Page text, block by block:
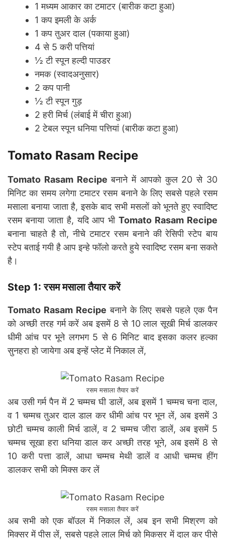
1 मध्यम आकार का टमाटर (बारीक कटा हुआ)
1 कप इमली के अर्क
1 कप तुअर दाल (पकाया हुआ)
4 से 5 करी पत्तियां
½ टी स्पून हल्दी पाउडर
नमक (स्वादअनुसार)
2 कप पानी
½ टी स्पून गुड़
2 हरी मिर्च (लंबाई में चीरा हुआ)
2 टेबल स्पून धनिया पत्तियां (बारीक कटा हुआ)
Tomato Rasam Recipe
Tomato Rasam Recipe बनाने में आपको कुल 20 से 30
मिनिट का समय लगेगा टमाटर रसम बनाने के लिए सबसे पहले रसम
मसाला बनाया जाता है, इसके बाद सभी मसलों को भूनते हुए स्वादिष्ट
रसम बनाया जाता है, यदि आप भीTomato Rasam Recipe
बनाना चाहते है तो, नीचे टमाटर रसम बनाने की रेसिपी स्टेप बाय
स्टेप बताई गयी है आप इन्हे फॉलो करते हुये स्वादिष्ट रसम बना सकते
है।
Step 1: रसम मसाला तैयार करें
Tomato Rasam Recipe बनाने के लिए सबसे पहले एक पैन
को अच्छी तरह गर्म करें अब इसमें 8 से 10 लाल सूखी मिर्च डालकर
धीमी आंच पर भूने लगभग 5 से 6 मिनिट बाद इसका कलर हल्का
सुनहरा हो जायेगा अब इन्हें प्लेट में निकाल लें,
रसम मसाला तैयार करें
अब उसी गर्म पैन में 2 चम्मच घी डालें, अब इसमें 1 चम्मच चना दाल,
व 1 चम्मच तुअर दाल डाल कर धीमी आंच पर भून लें, अब इसमें 3
छोटी चम्मच काली मिर्च डालें, व 2 चम्मच जीरा डालें, अब इसमें 5
चम्मच सूखा हरा धनिया डाल कर अच्छी तरह भूने, अब इसमें 8 से
10 करी पत्ता डालें, आधा चम्मच मेथी डालें व आधी चम्मच हींग
डालकर सभी को मिक्स कर लें
रसम मसाला तैयार करें
अब सभी को एक बॉउल में निकाल लें, अब इन सभी मिश्रण को
मिक्सर में पीस लें, सबसे पहले लाल मिर्च को मिकसर में दाल कर पीसे